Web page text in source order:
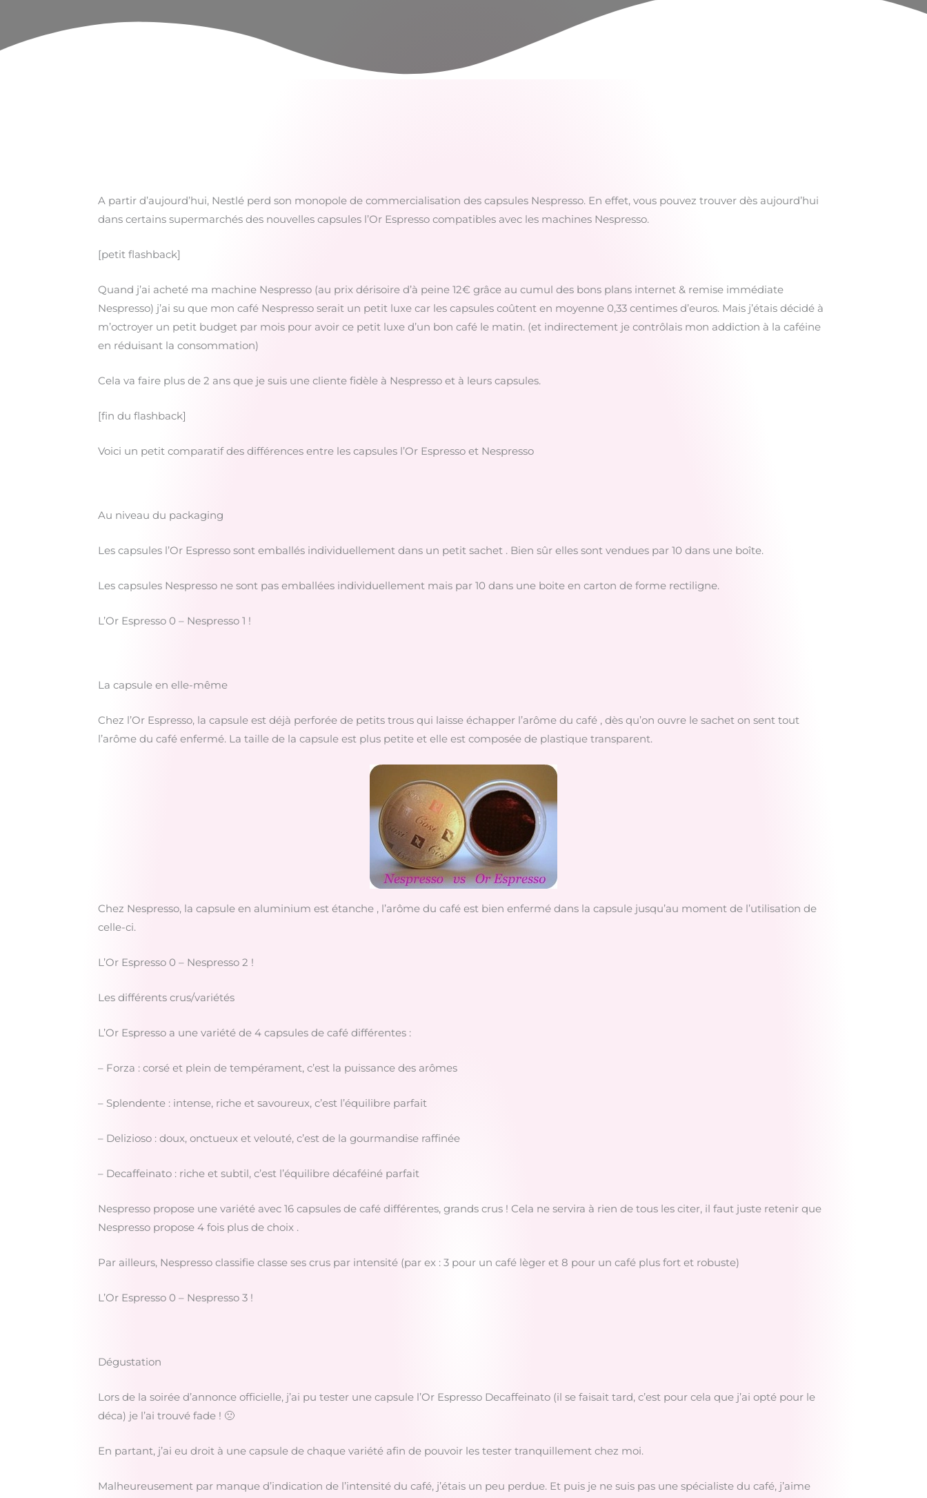
A partir d’aujourd’hui, Nestlé perd son monopole de commercialisation des capsules Nespresso. En effet, vous pouvez trouver dès aujourd’hui
dans certains supermarchés des nouvelles capsules l’Or Espresso compatibles avec les machines Nespresso.
[petit flashback]
Quand j’ai acheté ma machine Nespresso (au prix dérisoire d’à peine 12€ grâce au cumul des bons plans internet & remise immédiate
Nespresso) j’ai su que mon café Nespresso serait un petit luxe car les capsules coûtent en moyenne 0,33 centimes d’euros. Mais j’étais décidé à
m’octroyer un petit budget par mois pour avoir ce petit luxe d’un bon café le matin. (et indirectement je contrôlais mon addiction à la caféine
en réduisant la consommation)
Cela va faire plus de 2 ans que je suis une cliente fidèle à Nespresso et à leurs capsules.
[fin du flashback]
Voici un petit comparatif des différences entre les capsules l’Or Espresso et Nespresso
Au niveau du packaging
Les capsules l’Or Espresso sont emballés individuellement dans un petit sachet . Bien sûr elles sont vendues par 10 dans une boîte.
Les capsules Nespresso ne sont pas emballées individuellement mais par 10 dans une boite en carton de forme rectiligne.
L’Or Espresso 0 – Nespresso 1 !
La capsule en elle-même
Chez l’Or Espresso, la capsule est déjà perforée de petits trous qui laisse échapper l’arôme du café , dès qu’on ouvre le sachet on sent tout
l’arôme du café enfermé. La taille de la capsule est plus petite et elle est composée de plastique transparent.
Chez Nespresso, la capsule en aluminium est étanche , l’arôme du café est bien enfermé dans la capsule jusqu’au moment de l’utilisation de
celle-ci.
L’Or Espresso 0 – Nespresso 2 !
Les différents crus/variétés
L’Or Espresso a une variété de 4 capsules de café différentes :
– Forza : corsé et plein de tempérament, c’est la puissance des arômes
– Splendente : intense, riche et savoureux, c’est l’équilibre parfait
– Delizioso : doux, onctueux et velouté, c’est de la gourmandise raffinée
– Decaffeinato : riche et subtil, c’est l’équilibre décaféiné parfait
Nespresso propose une variété avec 16 capsules de café différentes, grands crus ! Cela ne servira à rien de tous les citer, il faut juste retenir que
Nespresso propose 4 fois plus de choix .
Par ailleurs, Nespresso classifie classe ses crus par intensité (par ex : 3 pour un café lèger et 8 pour un café plus fort et robuste)
L’Or Espresso 0 – Nespresso 3 !
Dégustation
Lors de la soirée d’annonce officielle, j’ai pu tester une capsule l’Or Espresso Decaffeinato (il se faisait tard, c’est pour cela que j’ai opté pour le
déca) je l’ai trouvé fade ! 🙁
En partant, j’ai eu droit à une capsule de chaque variété afin de pouvoir les tester tranquillement chez moi.
Malheureusement par manque d’indication de l’intensité du café, j’étais un peu perdue. Et puis je ne suis pas une spécialiste du café, j’aime